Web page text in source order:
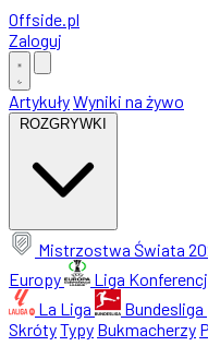
Offside.pl
Zaloguj
ArtykułyWyniki na żywo
ROZGRYWKI
Mistrzostwa Świata
Europy
Liga
La Liga
Bundesliga
SkrótyTypy Bukmacherzy